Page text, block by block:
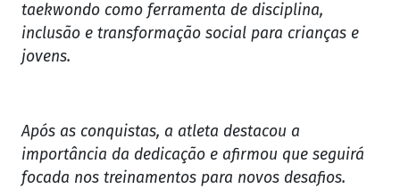
taekwondo como ferramenta de disciplina,
inclusão e transformação social para crianças e
jovens.
Após as conquistas, a atleta destacou a
importância da dedicação e afirmou que seguirá
focada nos treinamentos para novos desafios.